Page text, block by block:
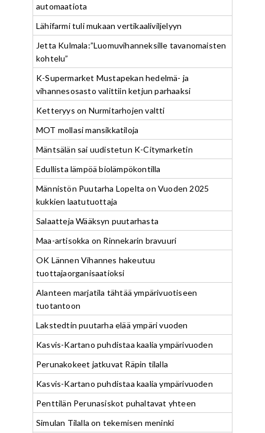
automaatiota
Lähifarmi tuli mukaan vertikaaliviljelyyn
Jetta Kulmala:”Luomuvihanneksille tavanomaisten
kohtelu”
K-Supermarket Mustapekan hedelmä- ja
vihannesosasto valittiin ketjun parhaaksi
Ketteryys on Nurmitarhojen valtti
MOT mollasi mansikkatiloja
Mäntsälän sai uudistetun K-Citymarketin
Edullista lämpöä biolämpökontilla
Männistön Puutarha Lopelta on Vuoden 2025
kukkien laatutuottaja
Salaatteja Wääksyn puutarhasta
Maa-artisokka on Rinnekarin bravuuri
OK Lännen Vihannes hakeutuu
tuottajaorganisaatioksi
Alanteen marjatila tähtää ympärivuotiseen
tuotantoon
Lakstedtin puutarha elää ympäri vuoden
Kasvis-Kartano puhdistaa kaalia ympärivuoden
Perunakokeet jatkuvat Räpin tilalla
Kasvis-Kartano puhdistaa kaalia ympärivuoden
Penttilän Perunasiskot puhaltavat yhteen
Simulan Tilalla on tekemisen meninki